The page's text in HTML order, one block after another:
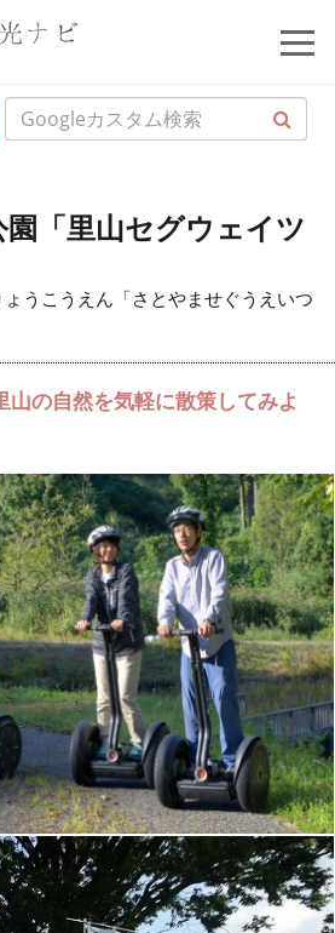
園「里山セグウェイツ
うこうえん「さとやませぐうえいつ
山の自然を気軽に散策してみよ